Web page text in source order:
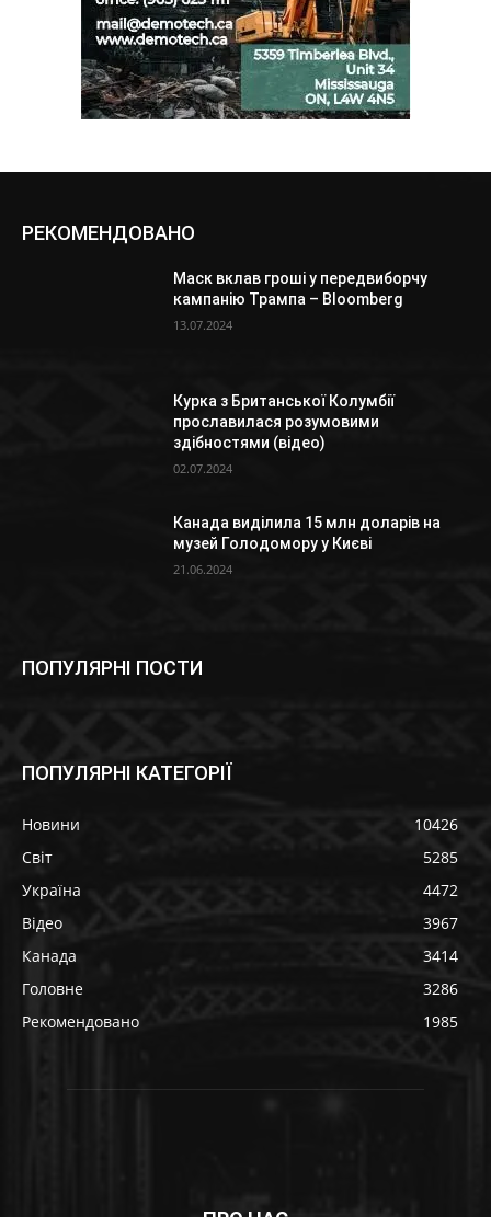
РЕКОМЕНДОВАНО
Маск вклав гроші у передвиборчу
кампанію Трампа – Bloomberg
13.07.2024
Курка з Британської Колумбії
прославилася розумовими
здібностями (відео)
02.07.2024
Канада виділила 15 млн доларів на
музей Голодомору у Києві
21.06.2024
ПОПУЛЯРНІ ПОСТИ
ПОПУЛЯРНІ КАТЕГОРІЇ
Новини
10426
Світ
5285
Україна
4472
Відео
3967
Канада
3414
Головне
3286
Рекомендовано
1985